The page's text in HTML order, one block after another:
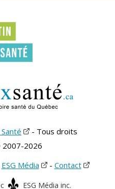
- Tous droits
2026
ESG Média - Contact
ESG Média inc.